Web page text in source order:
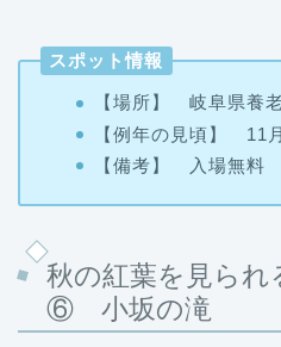
スポット情報
【場所】 岐阜県養
【例年の見頃】 11
【備考】 入場無料
秋の紅葉を見られ
⑥ 小坂の滝